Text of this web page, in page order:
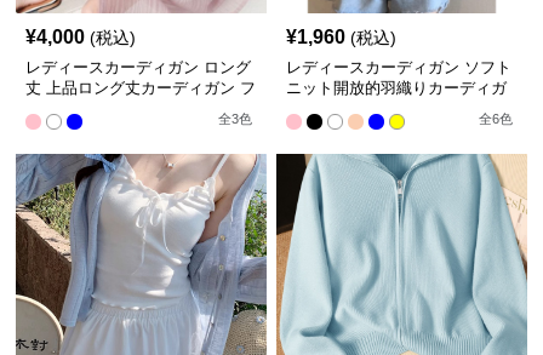
¥4,000 (税込)
レディースカーディガン ロング
丈 上品ロング丈カーディガン フ
全3色
¥1,960 (税込)
レディースカーディガン ソフト
ニット開放的羽織りカーディガ
全6色